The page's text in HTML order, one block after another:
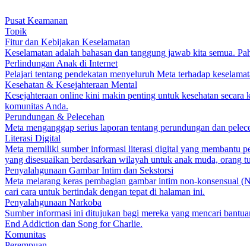
Pusat Keamanan
Topik
Fitur dan Kebijakan Keselamatan
Keselamatan adalah bahasan dan tanggung jawab kita semua.
Perlindungan Anak di Internet
Pelajari tentang pendekatan menyeluruh Meta terhadap
Kesehatan & Kesejahteraan Mental
Kesejahteraan online kini makin penting untuk kesehatan
komunitas Anda.
Perundungan & Pelecehan
Meta menganggap serius laporan tentang perundungan dan
Literasi Digital
Meta memiliki sumber informasi literasi digital yang membantu
yang disesuaikan berdasarkan wilayah untuk anak muda, orang
Penyalahgunaan Gambar Intim dan Sekstorsi
Meta melarang keras pembagian gambar intim non-konsensual
cari cara untuk bertindak dengan tepat di halaman ini.
Penyalahgunaan Narkoba
Sumber informasi ini ditujukan bagi mereka yang mencari
End Addiction dan Song for Charlie.
Komunitas